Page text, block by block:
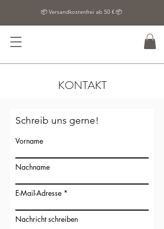
📦 Versandkostenfrei ab 50 € 📦
KONTAKT
Schreib uns gerne!
Vorname
Nachname
E-Mail-Adresse
Nachricht schreiben